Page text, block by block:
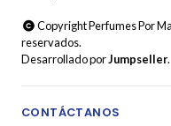
Copyright Perfumes Por
reservados.
Desarrollado porJumpseller.
CONTÁCTANOS